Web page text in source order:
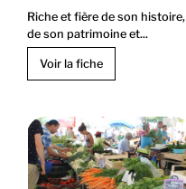
Riche et fière de son histoire,
de son patrimoine et...
Voir la fiche